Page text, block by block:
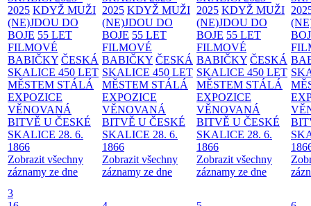
2025 KDYŽ MUŽI
(NE)JDOU DO
BOJE 55 LET
FILMOVÉ
BABIČKY ČESKÁ
SKALICE 450 LET
MĚSTEM STÁLÁ
EXPOZICE
VĚNOVANÁ
BITVĚ U ČESKÉ
SKALICE 28. 6.
1866
Zobrazit všechny
záznamy ze dne
2025 KDYŽ MUŽI
(NE)JDOU DO
BOJE 55 LET
FILMOVÉ
BABIČKY ČESKÁ
SKALICE 450 LET
MĚSTEM STÁLÁ
EXPOZICE
VĚNOVANÁ
BITVĚ U ČESKÉ
SKALICE 28. 6.
1866
Zobrazit všechny
záznamy ze dne
2025 KDYŽ MUŽI
(NE)JDOU DO
BOJE 55 LET
FILMOVÉ
BABIČKY ČESKÁ
SKALICE 450 LET
MĚSTEM STÁLÁ
EXPOZICE
VĚNOVANÁ
BITVĚ U ČESKÉ
SKALICE 28. 6.
1866
Zobrazit všechny
záznamy ze dne
3